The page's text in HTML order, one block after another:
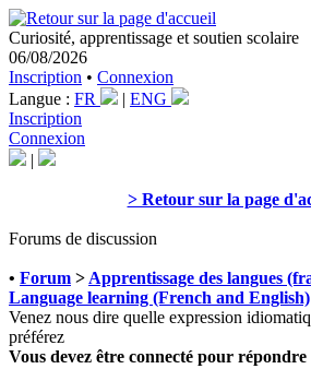
Curiosité, apprentissage et soutien scolaire
06/08/2026
Inscription • Connexion
Langue : FR | ENG
Inscription
Connexion
|
> Retour sur la page
Forums de discussion
• Forum > Apprentissage des langues
Language learning (French and English)
Venez nous dire quelle expression
préférez
Vous devez être connecté pour répondre